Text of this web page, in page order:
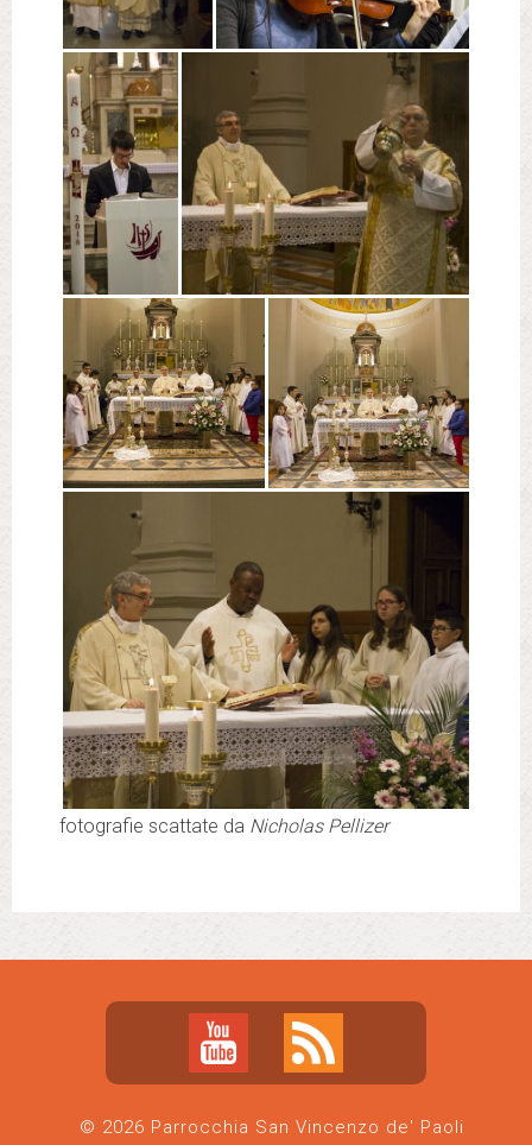
fotografie scattate da Nicholas Pellizer
© 2026 Parrocchia San Vincenzo de' Paoli